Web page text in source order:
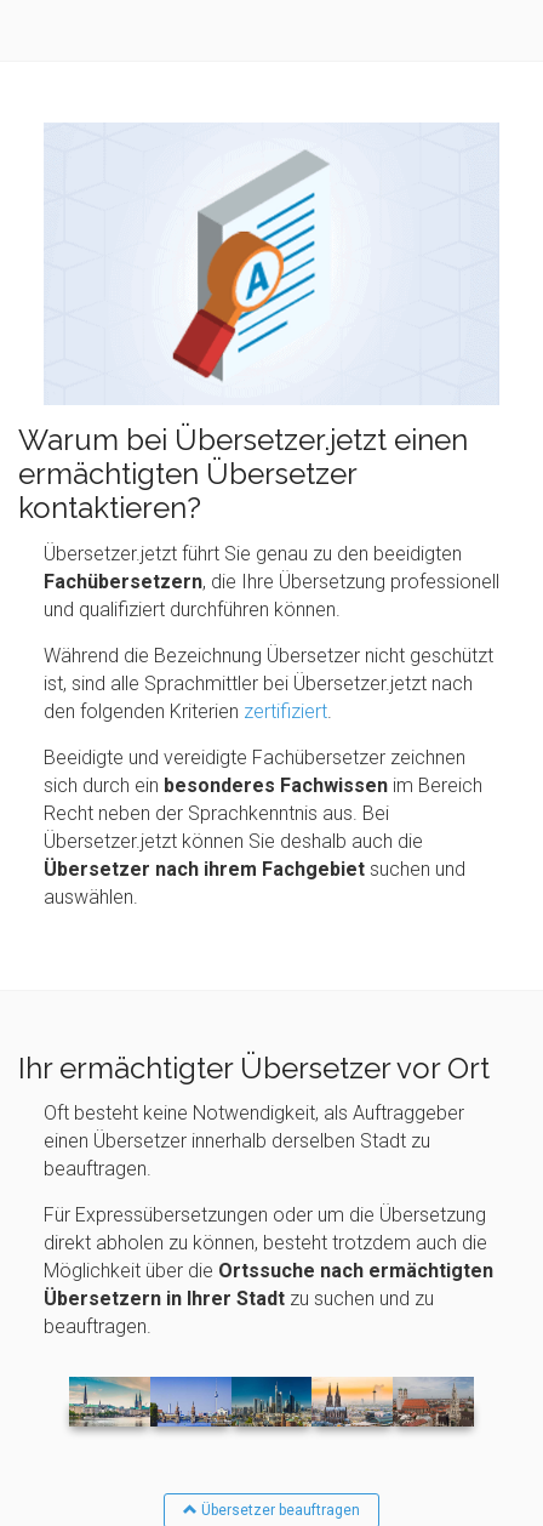
Warum bei Übersetzer.jetzt einen
ermächtigten Übersetzer
kontaktieren?
Übersetzer.jetzt führt Sie genau zu den beeidigten
Fachübersetzern, die Ihre Übersetzung professionell
und qualifiziert durchführen können.
Während die Bezeichnung Übersetzer nicht geschützt
ist, sind alle Sprachmittler bei Übersetzer.jetzt nach
den folgenden Kriterien zertifiziert.
Beeidigte und vereidigte Fachübersetzer zeichnen
sich durch ein besonderes Fachwissenim Bereich
Recht neben der Sprachkenntnis aus. Bei
Übersetzer.jetzt können Sie deshalb auch die
Übersetzer nach ihrem Fachgebietsuchen und
auswählen.
Ihr ermächtigter Übersetzer vor Ort
Oft besteht keine Notwendigkeit, als Auftraggeber
einen Übersetzer innerhalb derselben Stadt zu
beauftragen.
Für Expressübersetzungen oder um die Übersetzung
direkt abholen zu können, besteht trotzdem auch die
Möglichkeit über die Ortssuche nach ermächtigten
Übersetzern in Ihrer Stadtzu suchen und zu
beauftragen.
Übersetzer beauftragen